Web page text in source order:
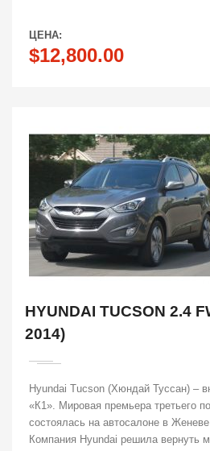
ЦЕНА:
$12,800.00
HYUNDAI TUCSON 2.4
2014)
Hyundai Tucson (Хюндай Туссан) –
«К1». Мировая премьера третьего
состоялась на автосалоне в
Компания Hyundai решила вернуть